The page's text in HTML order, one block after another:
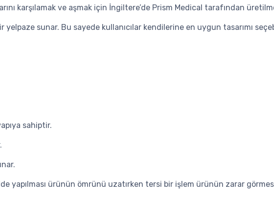
karşılamak ve aşmak için İngiltere’de Prism Medical tarafından
sunar. Bu sayede kullanıcılar kendilerine en uygun tasarımı
sahiptir.
yapılması ürünün ömrünü uzatırken tersi bir işlem ürünün zarar